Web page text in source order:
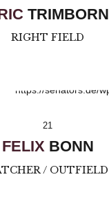
TRIMBORN
RIGHT FIELD
21
FELIXBONN
/ OUTFIELD